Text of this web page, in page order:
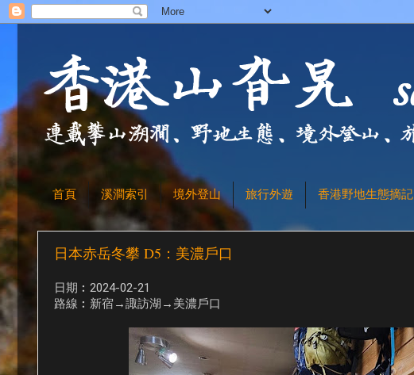
首頁 溪澗索引 境外登山 旅行外遊 香港野地生態摘記
日本赤岳冬攀 D5：美濃戶口
日期︰2024-02-21
路線︰新宿→諏訪湖→美濃戶口